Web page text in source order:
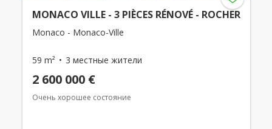
MONACO VILLE - 3 PIÈCES RÉNOVÉ - ROCHER
Monaco - Monaco-Ville
59 m² 3 местные жители
2 600 000 €
Очень хорошее состояние